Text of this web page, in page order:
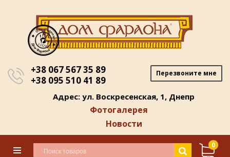
+38 067 567 35 89
+38 095 510 41 89
Перезвоните мне
Адрес: ул. Воскресенская, 1, Днепр
Фотогалерея
Новости
0